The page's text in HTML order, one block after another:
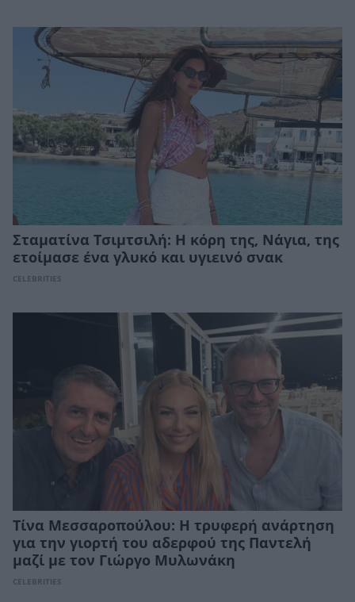
Σταματίνα Τσιμτσιλή: Η κόρη της, Νάγια, της
ετοίμασε ένα γλυκό και υγιεινό σνακ
CELEBRITIES
Τίνα Μεσσαροπούλου: Η τρυφερή ανάρτηση
για την γιορτή του αδερφού της Παντελή
μαζί με τον Γιώργο Μυλωνάκη
CELEBRITIES